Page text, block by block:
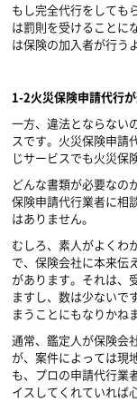
もし完全代行をしても
は罰則を受けることに
は保険の加入者が行う
1-2火災保険申請代行
一方、違法とならない
スです。火災保険申請
じサービスでも火災保
どんな書類が必要なの
保険申請代行業者に相
はありません。
むしろ、素人がよくわ
で、保険会社に本来伝
があります。それは、
ますし、数は少ないで
まうことにもなりかね
通常、鑑定人が保険会
が、案件によっては現
も、プロの申請代行業
イスしてくれていれば